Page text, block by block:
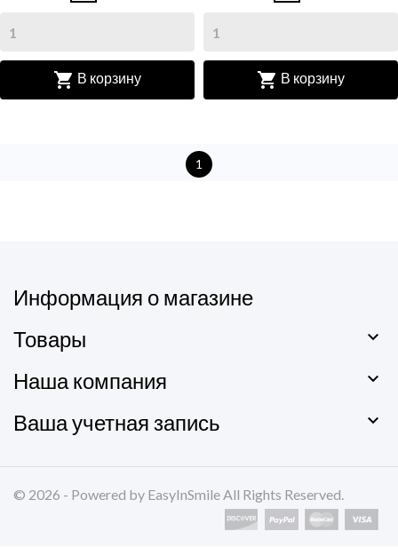
 В корзину  В корзину
1
Информация о магазине
Товары

Наша компания 
Ваша учетная запись 
© 2026 - Powered by EasyInSmile All Rights Reserved.